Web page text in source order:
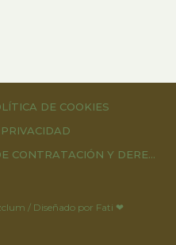
DE COOKIES
CONDICIONES GENERALES DE CONTRATACIÓN Y DERECHOS DE DESESTIMIENTO
/ Diseñado por Fati ❤